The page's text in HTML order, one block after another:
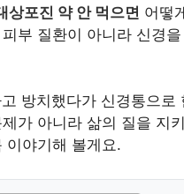
상포진 약 안 먹으면 어떻
부 질환이 아니라 신경
방치했다가 신경통으
가 아니라 삶의 질을 지
이야기해 볼게요.